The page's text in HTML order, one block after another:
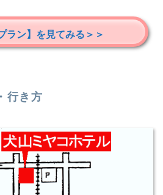
ラン】を見てみる＞＞
行き方